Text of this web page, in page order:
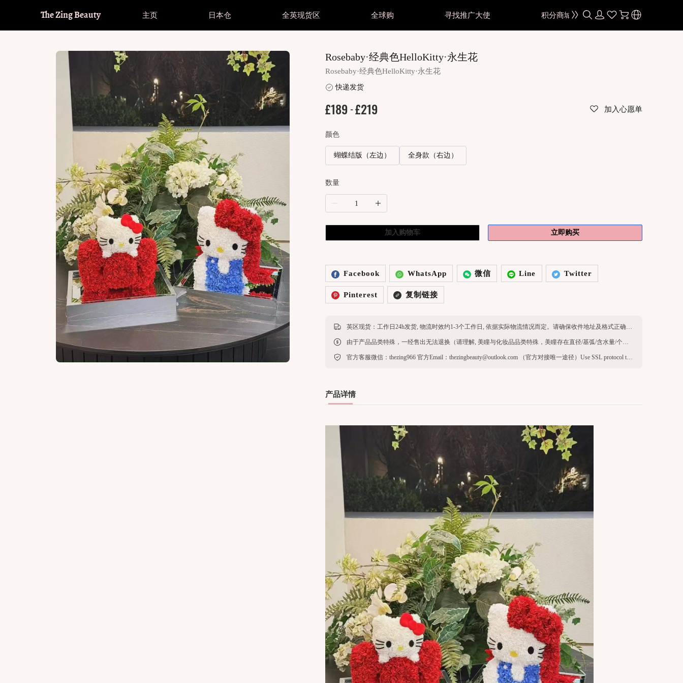
The Zing Beauty
Fomomy
Hot！
Envie
Hot！
Moody
Kira Fairy
韩系回购榜
Bollycon
Kikicon
Oceangirl
Serltyca
Doya
Cosplay
T-Garden
Doriscon
大着色直径
美妆护肤所有商品
美妆
美瞳所有商品
日抛 1 Day
半年/年抛 Year
黑色
棕色
粉紫色
直径大小
14.0-14.1mm 小直径
14.2mm 中等直径
14.4-14.5mm 大直径
其他专区
散光美瞳
Cosplay所有商品
Cosplay现货商品
主页 日本仓 全英现货区
Fomomy
Hot！
Envie
Hot！
Moody
Kira Fairy
韩系回购榜
Bollycon
Kikicon
Oceangirl
Serltyca
Doya
Cosplay
T-Garden
Doriscon
大着色直径
美妆护肤所有商品 美瞳所有商品
日抛 1 Day
半年/年抛 Year
黑色
粉紫色
直径大小
14.0-14.1mm 小直径
14.2mm 中等直径
14.4-14.5mm 大直径
其他专区
散光美瞳
Cosplay所有商品
Cosplay现货商品
全球购 寻找推广大使 积分商城
Rosebaby·经典色HelloKitty·永生花
Rosebaby·经典色HelloKitty·永生花
快递发货
£189 -£219 加入心愿单
颜色
蝴蝶结版（左边） 全身款（右边）
数量
加入购物车 立即购买
Facebook WhatsApp 微信 Line Twitter
Pinterest 复制链接
英区现货：工作日24h发货, 物流时效约1-3个工作日, 依据实际物流情况而定。请确保收件地址及格式正确，收件人名字与公寓注册一致，可正常签收。
由于产品品类特殊，一经售出无法退换（请理解, 美瞳与化妆品品类特殊，美瞳存在直径/基弧/含水量/个人体质/环境等因素，不退不换，介意请勿下单）
官方客服微信：thezing966 官方Email：thezingbeauty@outlook.com （官方对接唯一途径）Use SSL protocol to ensure payment security. When paying online, your payment information is protected.
产品详情